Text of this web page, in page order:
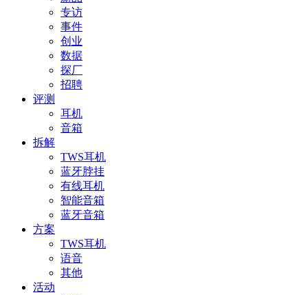
专访
事件
创业
数据
探厂
招聘
评测
耳机
音箱
拆解
TWS耳机
蓝牙脖挂
有线耳机
智能音箱
蓝牙音箱
方案
TWS耳机
语音
其他
活动